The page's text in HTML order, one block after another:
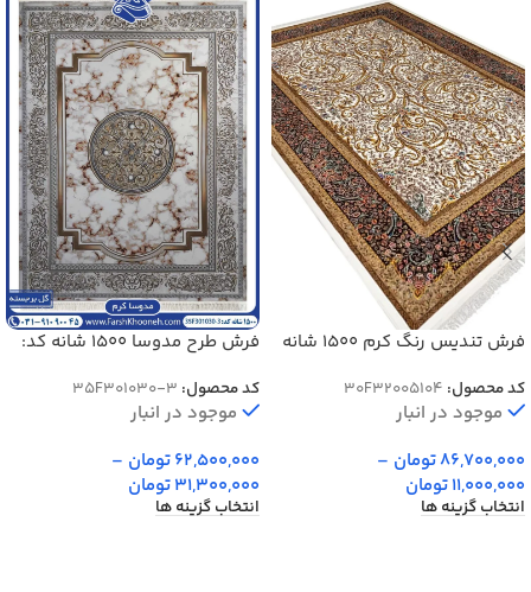
فرش تندیس رنگ کرم 1500 شانه
کد محصول: 30F32005104
موجود در انبار
86,700,000تومان –
11,000,000تومان
انتخاب گزینه ها
فرش طرح مدوسا 1500 شانه کد:
کد محصول: 35F301030-3
موجود در انبار
62,500,000تومان –
31,300,000تومان
انتخاب گزینه ها